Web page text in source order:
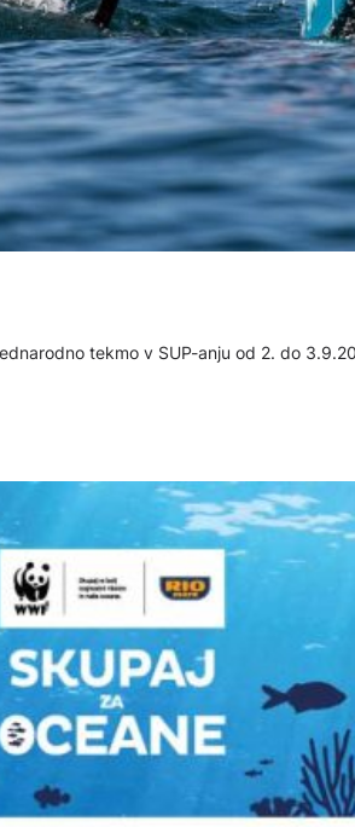
tekmo v SUP-anju od 2. do